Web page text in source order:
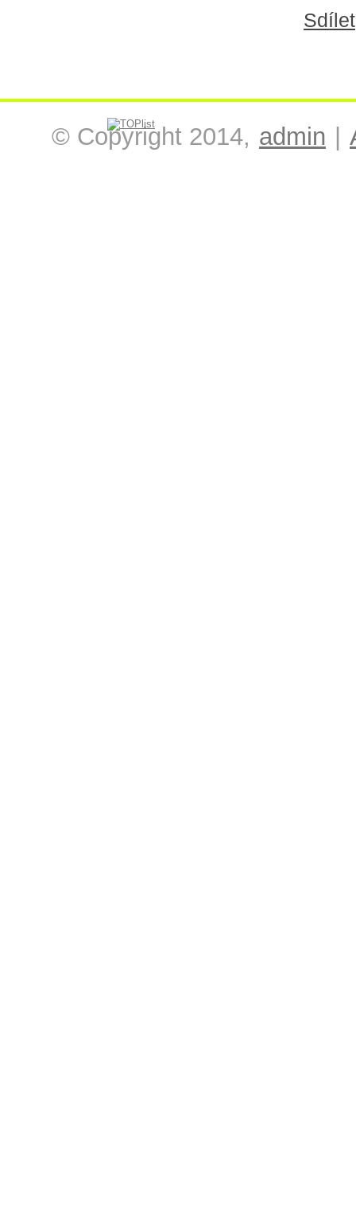
Sdílet
© Copyright 2014, admin